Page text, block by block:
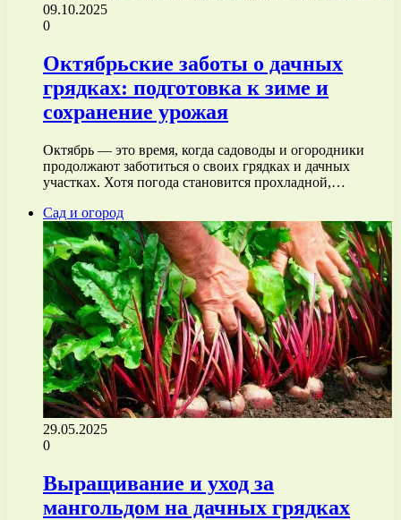
09.10.2025
0
Октябрьские заботы о дачных
грядках: подготовка к зиме и
сохранение урожая
Октябрь — это время, когда садоводы и огородники
продолжают заботиться о своих грядках и дачных
участках. Хотя погода становится прохладной,…
Сад и огород
29.05.2025
0
Выращивание и уход за
мангольдом на дачных грядках